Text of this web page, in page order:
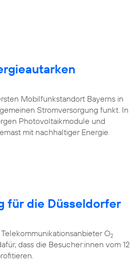
Mobilfunkstandort Bayerns in
Stromversorgung funkt. In
Photovoltaikmodule und
mit nachhaltiger Energie.
für die Düsseldorfer
O2
dass die Besucher:innen vom 12.